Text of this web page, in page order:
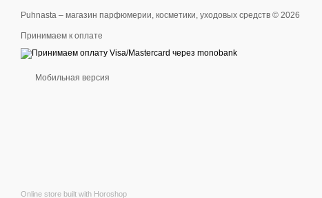
Puhnasta – магазин парфюмерии, косметики, уходовых средств © 2026
Принимаем к оплате
Мобильная версия
Online store built with Horoshop